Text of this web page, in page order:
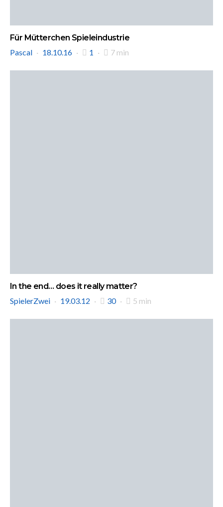
Für Mütterchen Spieleindustrie
Pascal
18.10.16 1 7 min
In the end… does it really matter?
SpielerZwei
19.03.12 30 5 min